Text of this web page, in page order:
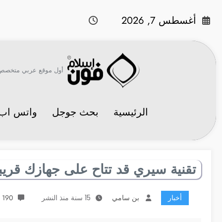
أغسطس 7, 2026
أول موقع عربي متخصص
الرئيسية بحث جوجل واتس
تقنية سيري قد تتاح على جهازك
أخبار بن سامي 15 سنة منذ النشر 190 تعليقات